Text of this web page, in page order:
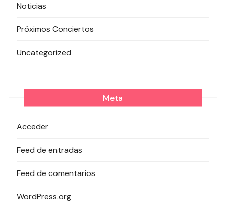
Noticias
Próximos Conciertos
Uncategorized
Meta
Acceder
Feed de entradas
Feed de comentarios
WordPress.org